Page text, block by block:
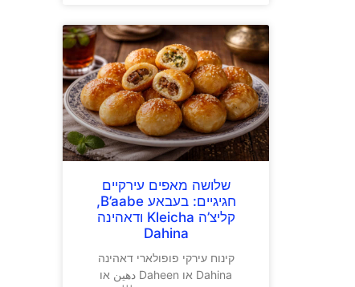
שלושה מאפים עירקיים
חגיגיים: בעבאע B’aabe,
קליצ’ה Kleicha ודאהינה
Dahina
קינוח עירקי פופולארי דאהינה
Dahina או Daheen دهين או